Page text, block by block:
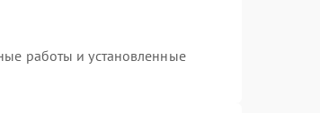
работы и установленные